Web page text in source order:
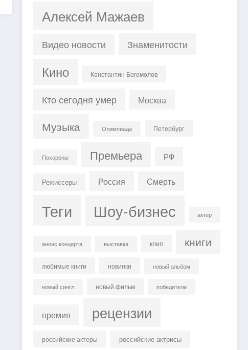
Алексей Мажаев
Видео новости Знаменитости
Кино Константин Богомолов
Кто сегодня умер Москва
Музыка Олимпиада Петербург
Похороны Премьера РФ
Режиссеры Россия Смерть
Теги Шоу-бизнес актер
анонс концерта выставка клип книги
любимые книги новинки новый альбом
новый сингл новый фильм победители
премия рецензии
российские актеры российские актрисы